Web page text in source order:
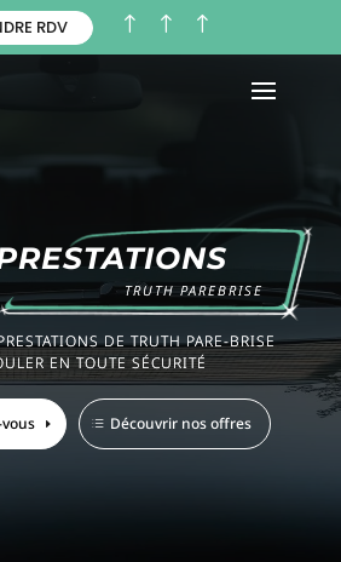
RDV ! ! !
TRUTH PAREBRISE
DE TRUTH PARE-BRISE
EN TOUTE SÉCURITÉ
Découvrir nos offres